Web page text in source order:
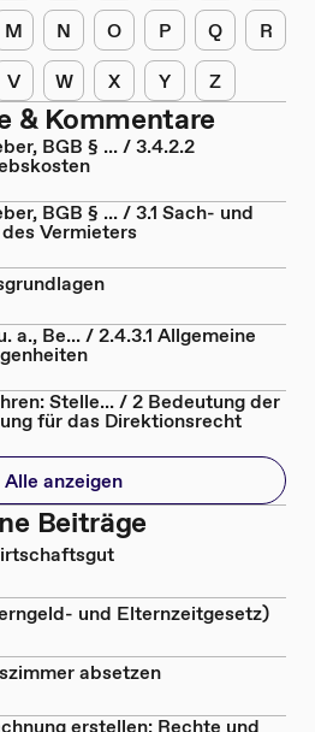
M N O P Q
R
V W X Y Z
& Kommentare
BGB § ... / 3.4.2.2
BGB § ... / 3.1 Sach- und
Vermieters
a., Be... / 2.4.3.1 Allgemeine
Stelle... / 2 Bedeutung der
für das Direktionsrecht
Alle anzeigen
Beiträge
und Elternzeitgesetz)
absetzen
erstellen: Rechte und